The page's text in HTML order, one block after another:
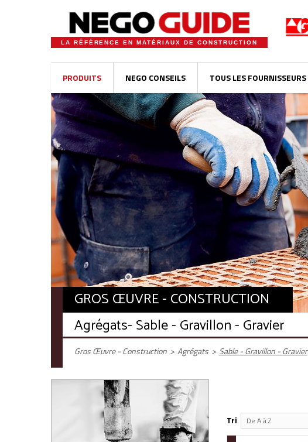
LA RÉFÉRENCE EN MATÉRIAUX DE CONSTRUCTION
PRODUITS NEGO CONSEILS TOUS LES FOURNISSEURS
GROS ŒUVRE - CONSTRUCTION
Agrégats- Sable - Gravillon - Gravier
Gros Œuvre - Construction > Agrégats > Sable - Gravillon - Gravier
Tri De A à Z